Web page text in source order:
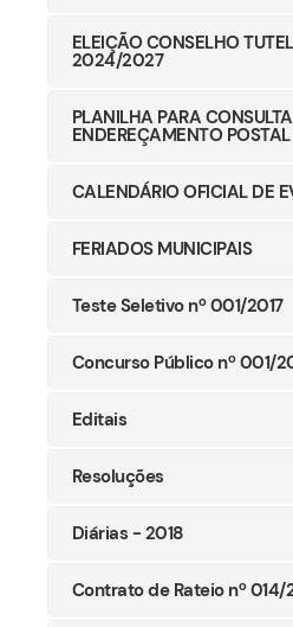
ELEIÇÃO CONSELHO
2024/2027
PLANILHA PARA
ENDEREÇAMENTO
CALENDÁRIO OFICIAL DE
FERIADOS MUNICIPAIS
Teste Seletivo nº 001/2017
Concurso Público nº 001/
Editais
Resoluções
Diárias - 2018
Contrato de Rateio nº 014/